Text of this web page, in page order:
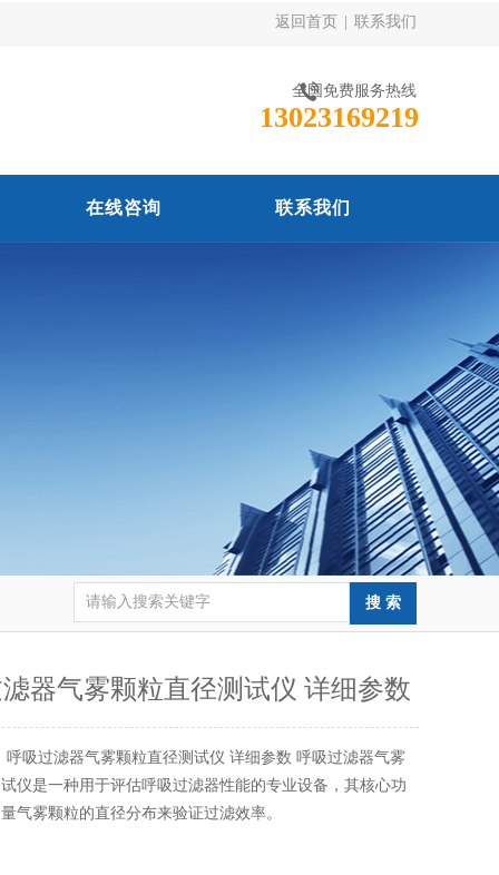
返回首页 联系我们
全国免费服务热线
13023169219
在线咨询 联系我们
器气雾颗粒直径测试仪 详细参数
呼吸过滤器气雾颗粒直径测试仪 详细参数 呼吸过滤器气雾
仪是一种用于评估呼吸过滤器性能的专业设备，其核心功
气雾颗粒的直径分布来验证过滤效率。